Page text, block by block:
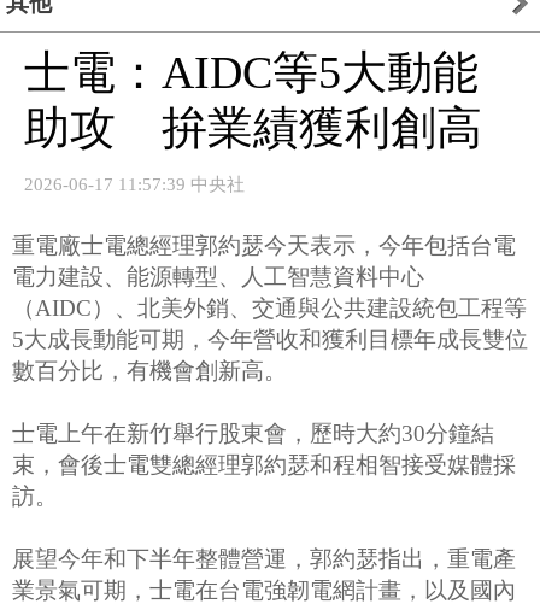
士電：AIDC等5大動能
助攻 拚業績獲利創高
2026-06-17 11:57:39 中央社
重電廠士電總經理郭約瑟今天表示，今年包括台電
電力建設、能源轉型、人工智慧資料中心
（AIDC）、北美外銷、交通與公共建設統包工程等
5大成長動能可期，今年營收和獲利目標年成長雙位
數百分比，有機會創新高。
士電上午在新竹舉行股東會，歷時大約30分鐘結
束，會後士電雙總經理郭約瑟和程相智接受媒體採
訪。
展望今年和下半年整體營運，郭約瑟指出，重電產
業景氣可期，士電在台電強韌電網計畫，以及國內